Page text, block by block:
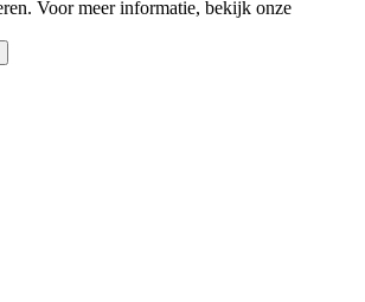
Voor meer informatie, bekijk onze